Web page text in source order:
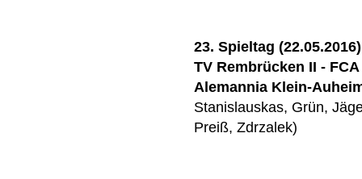
23. Spieltag (22.05.2016)
TV Rembrücken II - FCA
Alemannia Klein-
Stanislauskas, Grün,
Preiß, Zdrzalek)